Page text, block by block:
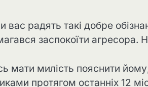
радять такі добре
заспокоїти агресора.
мати милість пояснити
протягом останніх 12